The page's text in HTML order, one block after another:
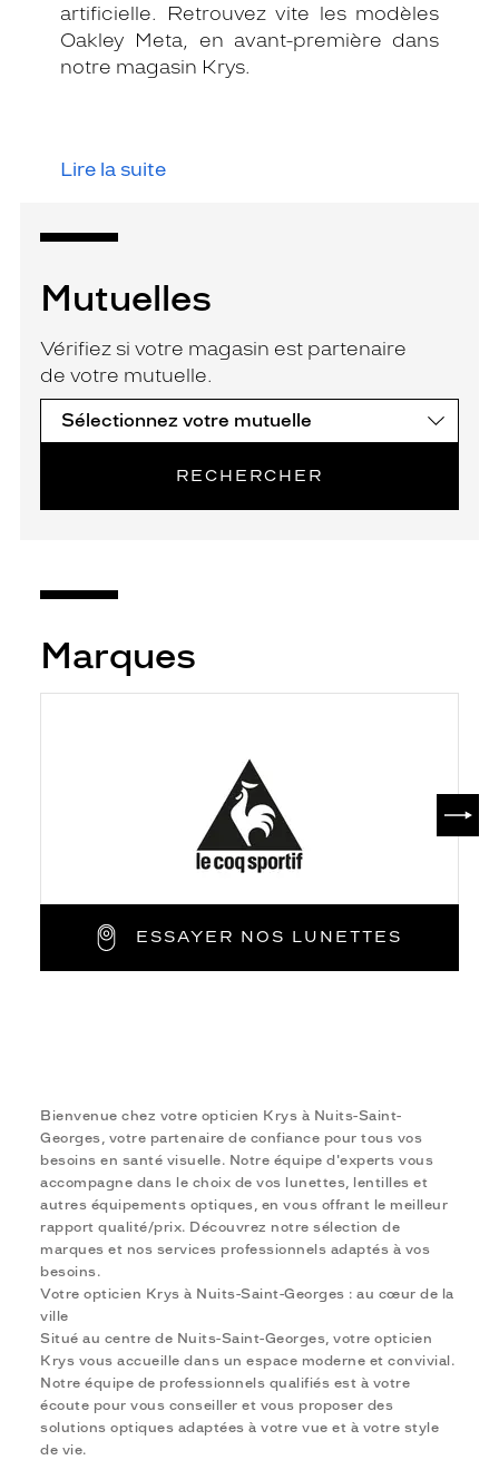
artificielle. Retrouvez vite les modèles
Oakley Meta, en avant-première dans
notre magasin Krys.
Lire la suite
Mutuelles
Vérifiez si votre magasin est partenaire
de votre mutuelle.
RECHERCHER
Marques
ESSAYER NOS LUNETTES
Bienvenue chez votre opticien Krys à Nuits-Saint-
Georges, votre partenaire de confiance pour tous vos
besoins en santé visuelle. Notre équipe d'experts vous
accompagne dans le choix de vos lunettes, lentilles et
autres équipements optiques, en vous offrant le meilleur
rapport qualité/prix. Découvrez notre sélection de
marques et nos services professionnels adaptés à vos
besoins.
Votre opticien Krys à Nuits-Saint-Georges : au cœur de la
ville
Situé au centre de Nuits-Saint-Georges, votre opticien
Krys vous accueille dans un espace moderne et convivial.
Notre équipe de professionnels qualifiés est à votre
écoute pour vous conseiller et vous proposer des
solutions optiques adaptées à votre vue et à votre style
de vie.